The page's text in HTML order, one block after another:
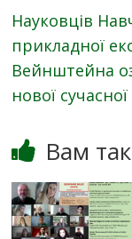
Науковців
прикладної
Вейнштейна
нової
Вам